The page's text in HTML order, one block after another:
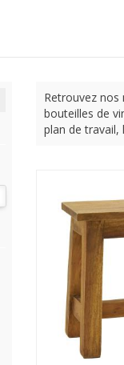
Retrouvez
bouteilles de
plan de travail,